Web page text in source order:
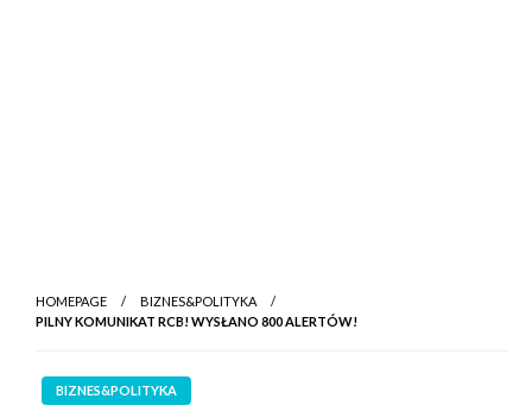
HOMEPAGE
BIZNES&POLITYKA
PILNY KOMUNIKAT RCB! WYSŁANO 800 ALERTÓW!
BIZNES&POLITYKA